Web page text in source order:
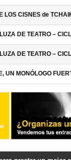
LOS CISNES de
DE TEATRO –
DE TEATRO –
UN MONÓLOGO